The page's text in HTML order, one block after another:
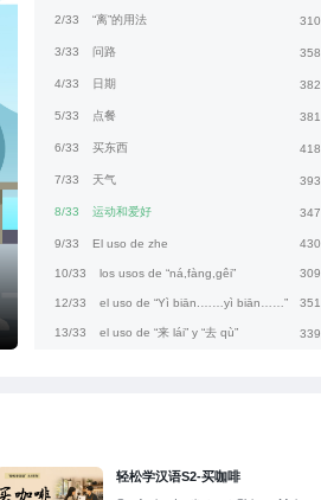
2/33 “离”的用法 310
3/33 问路 358
4/33 日期 382
5/33 点餐 381
6/33 买东西 418
7/33 天气 393
8/33 运动和爱好 347
9/33 El uso de zhe 430
10/33 los usos de “ná,fàng,gêi” 309
12/33 el uso de “Yì biān.……yì biān……” 351
13/33 el uso de “来 lái” y “去 qù” 339
18/33 Vocales ua uo uai uei
轻松学汉语S2-买咖啡